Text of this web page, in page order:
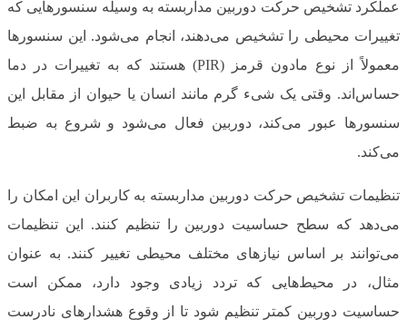
عملکرد تشخیص حرکت دوربین مداربسته به وسیله سنسورهایی که
تغییرات محیطی را تشخیص می‌دهند، انجام می‌شود. این سنسورها
معمولاً از نوع مادون قرمز (PIR) هستند که به تغییرات در دما
حساس‌اند. وقتی یک شیء گرم مانند انسان یا حیوان از مقابل این
سنسورها عبور می‌کند، دوربین فعال می‌شود و شروع به ضبط
می‌کند.
تنظیمات تشخیص حرکت دوربین مداربسته به کاربران این امکان را
می‌دهد که سطح حساسیت دوربین را تنظیم کنند. این تنظیمات
می‌توانند بر اساس نیازهای مختلف محیطی تغییر کنند. به عنوان
مثال، در محیط‌هایی که تردد زیادی وجود دارد، ممکن است
حساسیت دوربین کمتر تنظیم شود تا از وقوع هشدارهای نادرست